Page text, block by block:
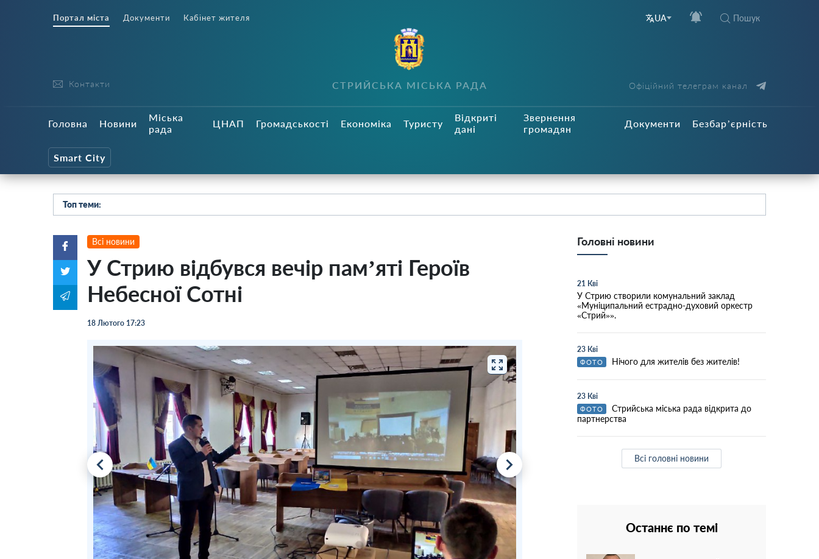
Портал міста Документи Кабінет жителя UA Пошук
Контакти СТРИЙСЬКА МІСЬКА РАДА Офіційний телеграм канал
Головна Новини
Міська
рада
ЦНАП Громадськості Економіка Туристу
Відкриті
дані
Звернення
громадян
Документи Безбар’єрність
Smart City
Топ теми:
Всі новини
У Стрию відбувся вечір пам’яті Героїв
Небесної Сотні
18 Лютого 17:23
Головні новини
21 Кві
У Стрию створили комунальний заклад
«Муніципальний естрадно-духовий оркестр
«Стрий»».
23 Кві
ФОТО Нічого для жителів без жителів!
23 Кві
ФОТО
Стрийська міська рада відкрита до
партнерства
Всі головні новини
Останнє по темі